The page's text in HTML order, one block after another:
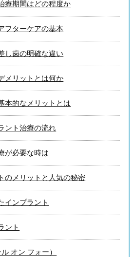
療期間はどの程度か
フターケアの基本
し歯の明確な違い
メリットとは何か
本的なメリットとは
ント治療の流れ
が必要な時は
のメリットと人気の秘密
インプラント
ント
オン フォー）